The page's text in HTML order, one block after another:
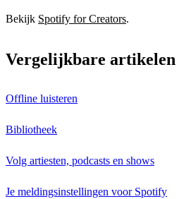
Bekijk Spotify for Creators.
Vergelijkbare artikelen
Offline luisteren
Bibliotheek
Volg artiesten, podcasts en shows
Je meldingsinstellingen voor Spotify